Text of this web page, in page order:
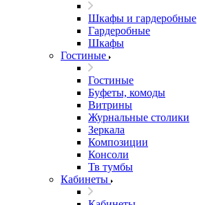
Шкафы и гардеробные
Гардеробные
Шкафы
Гостиные
Гостиные
Буфеты, комоды
Витрины
Журнальные столики
Зеркала
Композиции
Консоли
Тв тумбы
Кабинеты